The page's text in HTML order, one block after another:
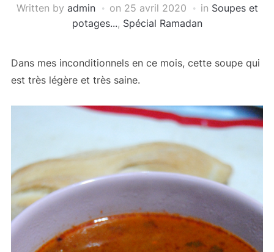
Written by admin on 25 avril 2020 in Soupes et
potages..., Spécial Ramadan
Dans mes inconditionnels en ce mois, cette soupe qui
est très légère et très saine.